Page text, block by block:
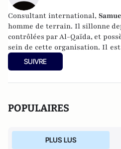
Consultant international,
homme de terrain. Il sillonne
contrôlées par Al-Qaïda, et
sein de cette organisation. Il
(Seuil, 2013), salué par la critique.
SUIVRE
POPULAIRES
PLUS LUS